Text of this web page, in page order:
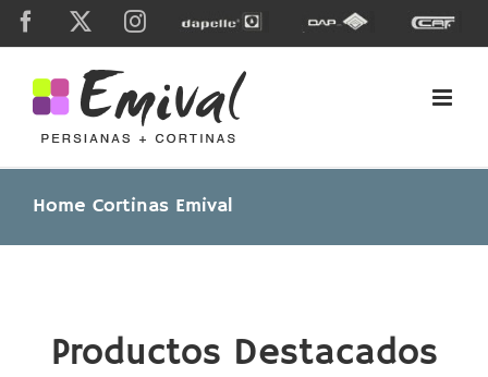
Skip
Facebook Instagram
Dapelle
Grupo
Dap
Caf
Home Cortinas Emival
Productos Destacados